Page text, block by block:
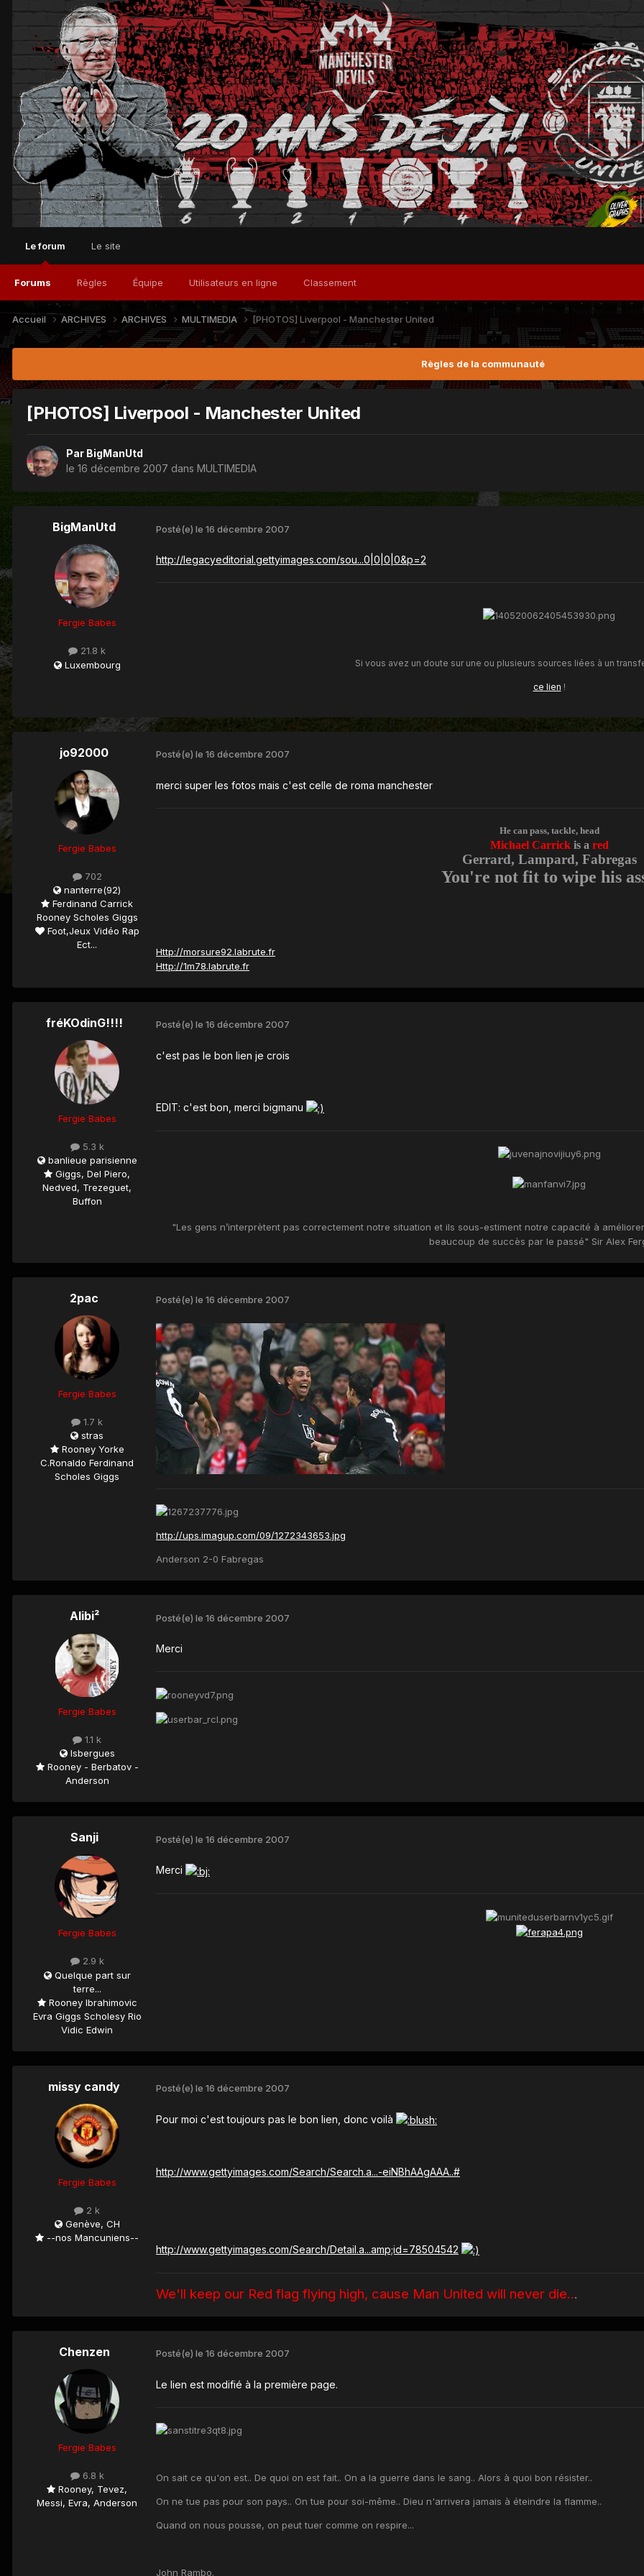
Le forum
Forums Règles Équipe Utilisateurs en ligne Classement
Le site
Accueil ARCHIVES ARCHIVES MULTIMEDIA [PHOTOS] Liverpool - Manchester United
Règles de la communauté
[PHOTOS] Liverpool - Manchester United
Par BigManUtd
le 16 décembre 2007 dans MULTIMEDIA
BigManUtd
Fergie Babes
21.8 k
Luxembourg
Posté(e) le 16 décembre 2007
http://legacyeditorial.gettyimages.com/sou...0|0|0|0&p=2
Si vous avez un doute sur une ou plusieurs sources liées à un
ce lien !
jo92000
Fergie Babes
702
nanterre(92)
Ferdinand Carrick
Rooney Scholes Giggs
Foot,Jeux Vidéo Rap
Ect...
Posté(e) le 16 décembre 2007
merci super les fotos mais c'est celle de roma manchester
He can pass, tackle, head
Michael Carrick is a red
Gerrard, Lampard, Fabregas
You're not fit to wipe his
Http://morsure92.labrute.fr
Http://1m78.labrute.fr
fréKOdinG!!!!
Fergie Babes
5.3 k
banlieue parisienne
Giggs, Del Piero,
Nedved, Trezeguet,
Buffon
Posté(e) le 16 décembre 2007
c'est pas le bon lien je crois
EDIT: c'est bon, merci bigmanu
"Les gens n’interprètent pas correctement notre situation et ils sous-estiment notre capacité à
beaucoup de succès par le passé" Sir Alex
2pac
Fergie Babes
1.7 k
stras
Rooney Yorke
C.Ronaldo Ferdinand
Scholes Giggs
Posté(e) le 16 décembre 2007
http://ups.imagup.com/09/1272343653.jpg
Anderson 2-0 Fabregas
Alibi²
Fergie Babes
1.1 k
Isbergues
Rooney - Berbatov -
Anderson
Posté(e) le 16 décembre 2007
Merci
Sanji
Fergie Babes
2.9 k
Quelque part sur
terre...
Rooney Ibrahimovic
Evra Giggs Scholesy Rio
Vidic Edwin
Posté(e) le 16 décembre 2007
Merci
missy candy
Fergie Babes
2 k
Genève, CH
--nos Mancuniens--
Posté(e) le 16 décembre 2007
Pour moi c'est toujours pas le bon lien, donc voilà
http://www.gettyimages.com/Search/Search.a...-eiNBhAAgAAA..#
http://www.gettyimages.com/Search/Detail.a...amp;id=78504542
We'll keep our Red flag flying high, cause Man United will never die...
Chenzen
Fergie Babes
6.8 k
Rooney, Tevez,
Messi, Evra, Anderson
Posté(e) le 16 décembre 2007
Le lien est modifié à la première page.
On sait ce qu'on est.. De quoi on est fait.. On a la guerre dans le sang.. Alors à quoi bon résister..
On ne tue pas pour son pays.. On tue pour soi-même.. Dieu n'arrivera jamais à éteindre la flamme..
Quand on nous pousse, on peut tuer comme on respire...
John Rambo.